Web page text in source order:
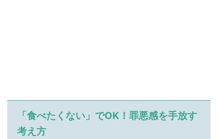
「食べたくない」でOK！罪悪感を手放す
考え方